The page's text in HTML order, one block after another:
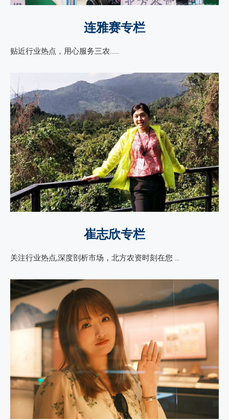
连雅赛专栏
贴近行业热点，用心服务三农……
崔志欣专栏
关注行业热点,深度剖析市场，北方农资时刻在您 …